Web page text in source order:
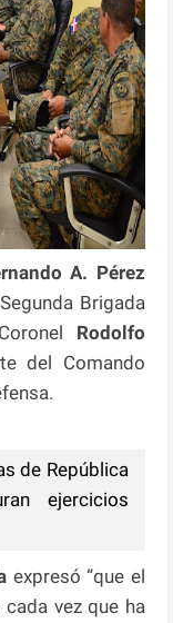
A. Pérez
Brigada
Rodolfo
del Comando
de República
ejercicios
expresó “que el
vez que ha